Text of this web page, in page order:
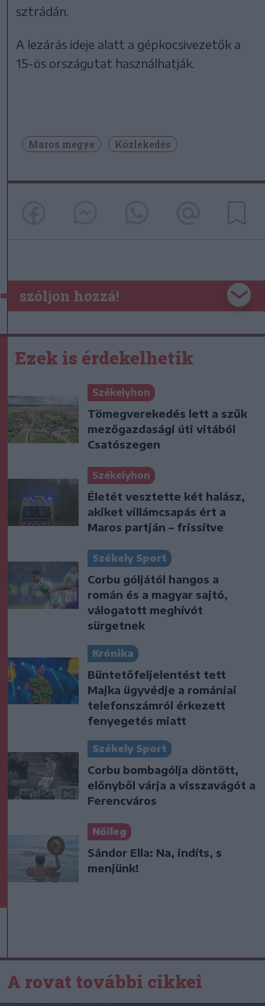
sztrádán.
A lezárás ideje alatt a gépkocsivezetők a
15-ös országutat használhatják.
Maros megye Közlekedés
szóljon hozzá!
Ezek is érdekelhetik
Székelyhon
Tömegverekedés lett a szűk
mezőgazdasági úti vitából
Csatószegen
Székelyhon
Életét vesztette két halász,
akiket villámcsapás ért a
Maros partján – frissítve
Székely Sport
Corbu góljától hangos a
román és a magyar sajtó,
válogatott meghívót
sürgetnek
Krónika
Büntetőfeljelentést tett
Majka ügyvédje a romániai
telefonszámról érkezett
fenyegetés miatt
Székely Sport
Corbu bombagólja döntött,
előnyből várja a visszavágót a
Ferencváros
Nőileg
Sándor Ella: Na, indíts, s
menjünk!
A rovat további cikkei